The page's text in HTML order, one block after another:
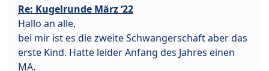
Re: Kugelrunde März ‘22
Hallo an alle,
bei mir ist es die zweite Schwangerschaft aber das
erste Kind. Hatte leider Anfang des Jahres einen
MA.